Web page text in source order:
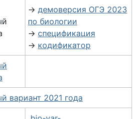
→ демоверсия ОГЭ 2023
по биологии
→ спецификация
→ кодификатор
вариант 2021 года